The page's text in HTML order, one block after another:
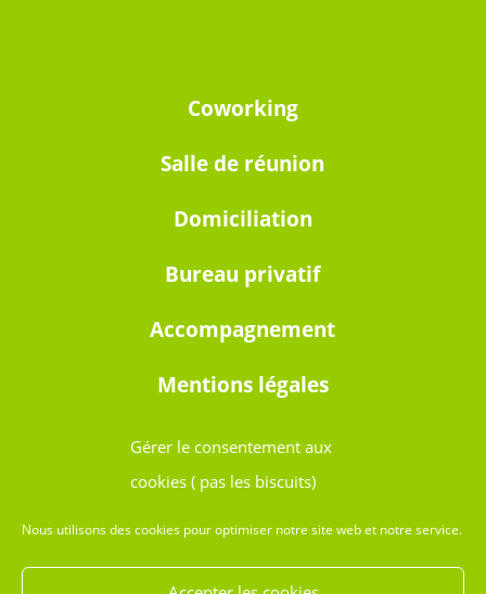
Gérer le consentement aux
cookies ( pas les biscuits)
Nous utilisons des cookies pour optimiser notre site web et notre service.
Coworking
Salle de réunion
Domiciliation
Bureau privatif
Accompagnement
Mentions légales
Ouvert 24h/24 et 7j7